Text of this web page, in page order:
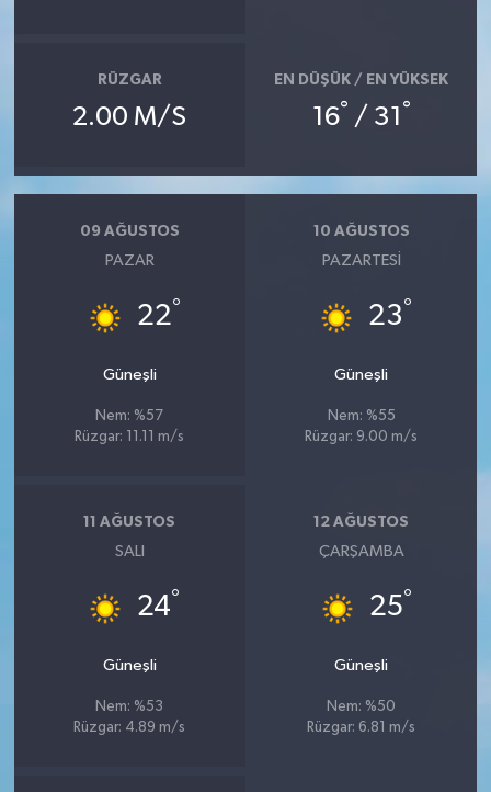
RÜZGAR
2.00 M/S
EN DÜŞÜK / EN YÜKSEK
16° / 31 °
09 AĞUSTOS
PAZAR
22°
Güneşli
Nem: %57
Rüzgar: 11.11 m/s
10 AĞUSTOS
PAZARTESI
23°
Güneşli
Nem: %55
Rüzgar: 9.00 m/s
11 AĞUSTOS
SALI
24°
Güneşli
Nem: %53
Rüzgar: 4.89 m/s
12 AĞUSTOS
ÇARŞAMBA
25°
Güneşli
Nem: %50
Rüzgar: 6.81 m/s